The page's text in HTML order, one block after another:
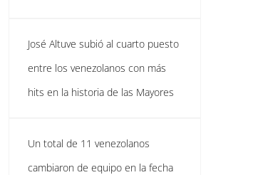
José Altuve subió al cuarto puesto
entre los venezolanos con más
hits en la historia de las Mayores
Un total de 11 venezolanos
cambiaron de equipo en la fecha